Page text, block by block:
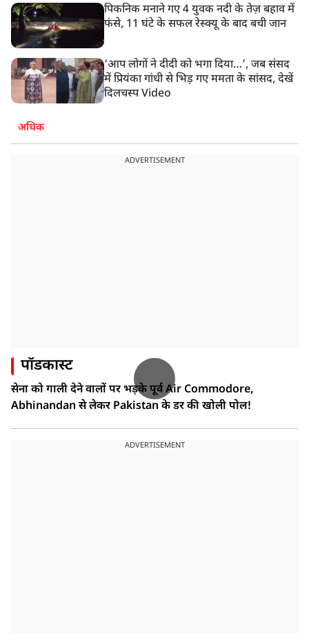
पिकनिक मनाने गए 4 युवक नदी के तेज़ बहाव में
फंसे, 11 घंटे के सफल रेस्क्यू के बाद बची जान
‘आप लोगों ने दीदी को भगा दिया…’, जब संसद
में प्रियंका गांधी से भिड़ गए ममता के सांसद, देखें
दिलचस्प Video
अधिक
ADVERTISEMENT
पॉडकास्ट
सेना को गाली देने वालों पर भड़के पूर्व Air Commodore,
Abhinandan से लेकर Pakistan के डर की खोली पोल!
ADVERTISEMENT